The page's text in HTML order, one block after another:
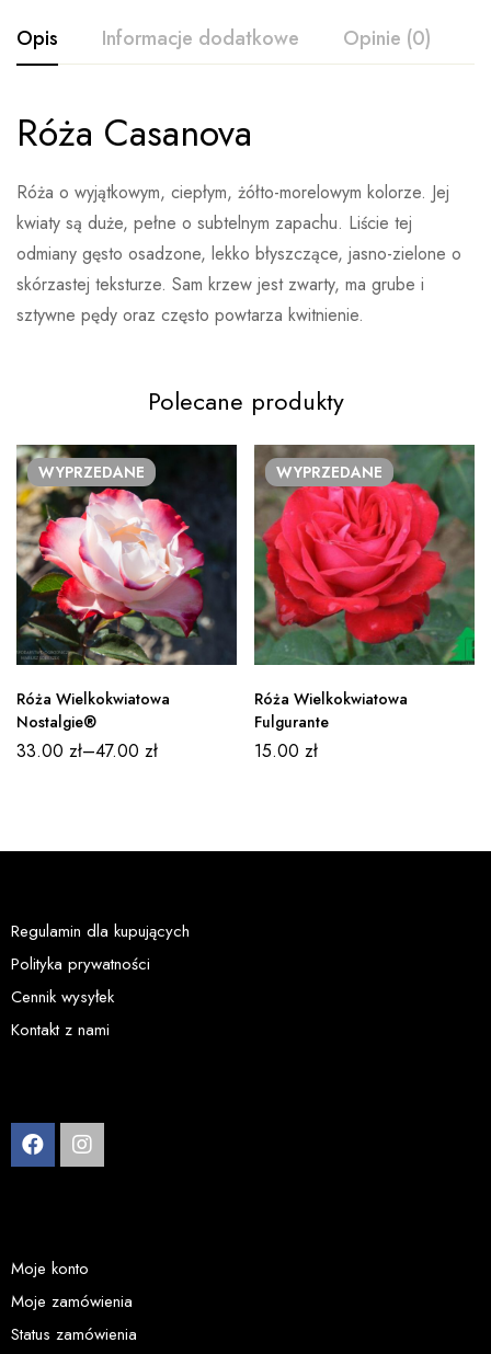
Opis Informacje dodatkowe Opinie (0)
Róża Casanova
Róża o wyjątkowym, ciepłym, żółto-morelowym kolorze. Jej
kwiaty są duże, pełne o subtelnym zapachu. Liście tej
odmiany gęsto osadzone, lekko błyszczące, jasno-zielone o
skórzastej teksturze. Sam krzew jest zwarty, ma grube i
sztywne pędy oraz często powtarza kwitnienie.
Waga Brak danych
Ocena i opinia
Wystaw opinie
Nikt jeszcze nie ocenił produktu
Polecane produkty
WYPRZEDANE
Róża Wielkokwiatowa
Nostalgie®
33.00 zł–47.00 zł
WYPRZEDANE
Róża Wielkokwiatowa
Fulgurante
15.00 zł
Regulamin dla kupujących
Polityka prywatności
Cennik wysyłek
Kontakt z nami
Moje konto
Moje zamówienia
Status zamówienia